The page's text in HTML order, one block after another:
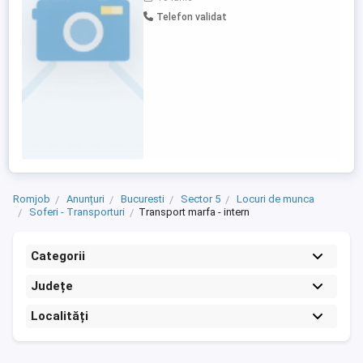
identificată prin cod unic 3191843, anunță
organizarea concursului pentru ocuparea
Telefon validat
Romjob Anunțuri Bucuresti Sector 5
Locuri de munca
Soferi - Transporturi
Transport marfa - intern
Categorii
Județe
Localități